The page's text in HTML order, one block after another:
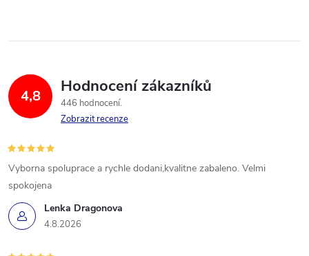
4,8 Hodnocení zákazníků
446 hodnocení
Zobrazit recenze
Lenka Dragonova
4.8.2026
Vyborna spoluprace a rychle dodani,kvalitne zabaleno. Velmi
spokojena